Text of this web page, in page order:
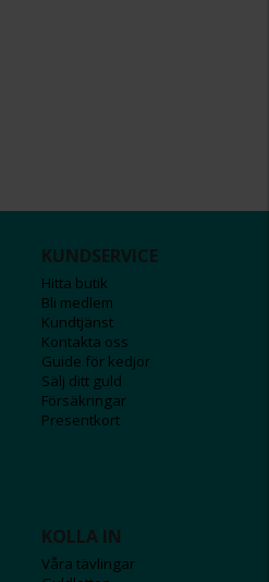
KUNDSERVICE
Hitta butik
Bli medlem
Kundtjänst
Kontakta oss
Guide för kedjor
Sälj ditt guld
Försäkringar
Presentkort
KOLLA IN
Våra tävlingar